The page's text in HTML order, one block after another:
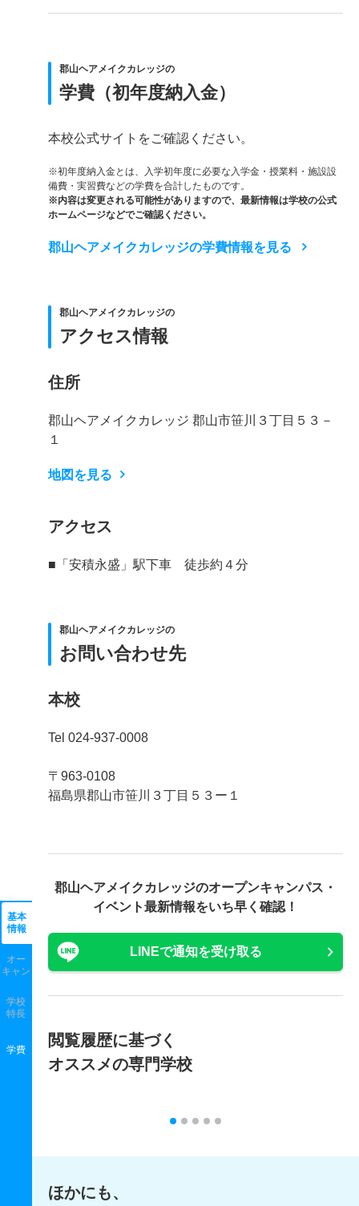
基本
情報
オー
キャン
学校
特長
学費
郡山ヘアメイクカレッジの
学費（初年度納入金）
本校公式サイトをご確認ください。
※初年度納入金とは、入学初年度に必要な入学金・授業料・施設設
備費・実習費などの学費を合計したものです。
※内容は変更される可能性がありますので、最新情報は学校の公式
ホームページなどでご確認ください。
郡山ヘアメイクカレッジの学費情報を見る
郡山ヘアメイクカレッジの
アクセス情報
住所
郡山ヘアメイクカレッジ 郡山市笹川３丁目５３－
１
地図を見る
アクセス
■「安積永盛」駅下車 徒歩約４分
郡山ヘアメイクカレッジの
お問い合わせ先
本校
Tel 024-937-0008
〒963-0108
福島県郡山市笹川３丁目５３ー１
郡山ヘアメイクカレッジのオープンキャンパス・
イベント最新情報をいち早く確認！
LINEで通知を受け取る
閲覧履歴に基づく
オススメの専門学校
ほかにも、